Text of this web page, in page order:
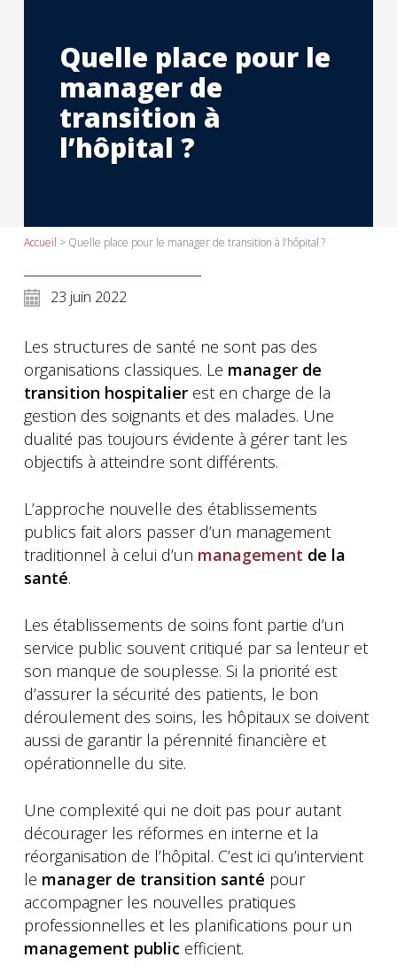
Quelle place pour le
manager de
transition à
l’hôpital ?
Accueil > Quelle place pour le manager de transition à l’hôpital ?
23 juin 2022
Les structures de santé ne sont pas des
organisations classiques. Le manager de
transition hospitalier est en charge de la
gestion des soignants et des malades. Une
dualité pas toujours évidente à gérer tant les
objectifs à atteindre sont différents.
L’approche nouvelle des établissements
publics fait alors passer d’un management
traditionnel à celui d’un management de la
santé.
Les établissements de soins font partie d’un
service public souvent critiqué par sa lenteur et
son manque de souplesse. Si la priorité est
d’assurer la sécurité des patients, le bon
déroulement des soins, les hôpitaux se doivent
aussi de garantir la pérennité financière et
opérationnelle du site.
Une complexité qui ne doit pas pour autant
décourager les réformes en interne et la
réorganisation de l’hôpital. C’est ici qu’intervient
le manager de transition santé pour
accompagner les nouvelles pratiques
professionnelles et les planifications pour un
management public efficient.